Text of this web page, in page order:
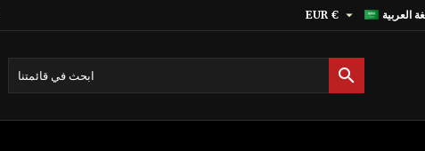
العربية EUR € 
